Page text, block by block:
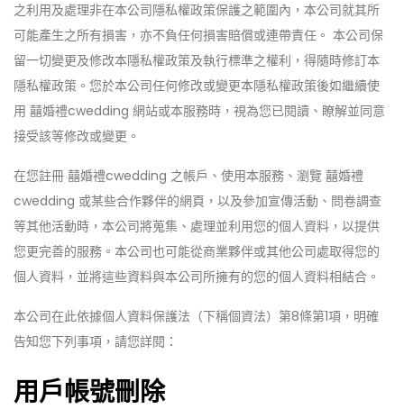
之利用及處理非在本公司隱私權政策保護之範圍內，本公司就其所
可能產生之所有損害，亦不負任何損害賠償或連帶責任。 本公司保
留一切變更及修改本隱私權政策及執行標準之權利，得隨時修訂本
隱私權政策。您於本公司任何修改或變更本隱私權政策後如繼續使
用 囍婚禮cwedding 網站或本服務時，視為您已閱讀、瞭解並同意
接受該等修改或變更。
在您註冊 囍婚禮cwedding 之帳戶、使用本服務、瀏覽 囍婚禮
cwedding 或某些合作夥伴的網頁，以及參加宣傳活動、問卷調查
等其他活動時，本公司將蒐集、處理並利用您的個人資料，以提供
您更完善的服務。本公司也可能從商業夥伴或其他公司處取得您的
個人資料，並將這些資料與本公司所擁有的您的個人資料相結合。
本公司在此依據個人資料保護法（下稱個資法）第8條第1項，明確
告知您下列事項，請您詳閱：
用戶帳號刪除